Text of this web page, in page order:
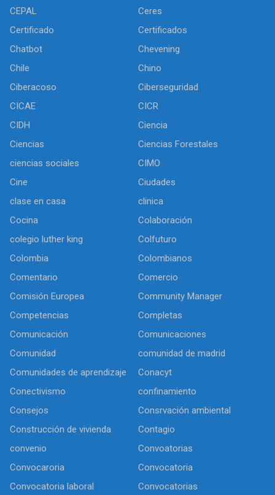
CEPAL
Ceres
Certificado
Certificados
Chatbot
Chevening
Chile
Chino
Ciberacoso
Ciberseguridad
CICAE
CICR
CIDH
Ciencia
Ciencias
Ciencias Forestales
ciencias sociales
CIMO
Cine
Ciudades
clase en casa
clinica
Cocina
Colaboración
colegio luther king
Colfuturo
Colombia
Colombianos
Comentario
Comercio
Comisión Europea
Community Manager
Competencias
Completas
Comunicación
Comunicaciones
Comunidad
comunidad de madrid
Comunidades de aprendizaje
Conacyt
Conectivismo
confinamiento
Consejos
Consrvación ambiental
Construcción de vivienda
Contagio
convenio
Convoatorias
Convocaroria
Convocatoria
Convocatoria laboral
Convocatorias